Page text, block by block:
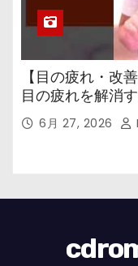
【目の疲れ・改
目の疲れを解消
市の女性・美容
6月 27, 2026